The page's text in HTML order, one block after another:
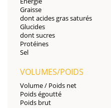
Graisse
dont acides gras saturés
Glucides
dont sucres
Protéines
Sel
VOLUMES/POIDS
Volume / Poids net
Poids égoutté
Poids brut